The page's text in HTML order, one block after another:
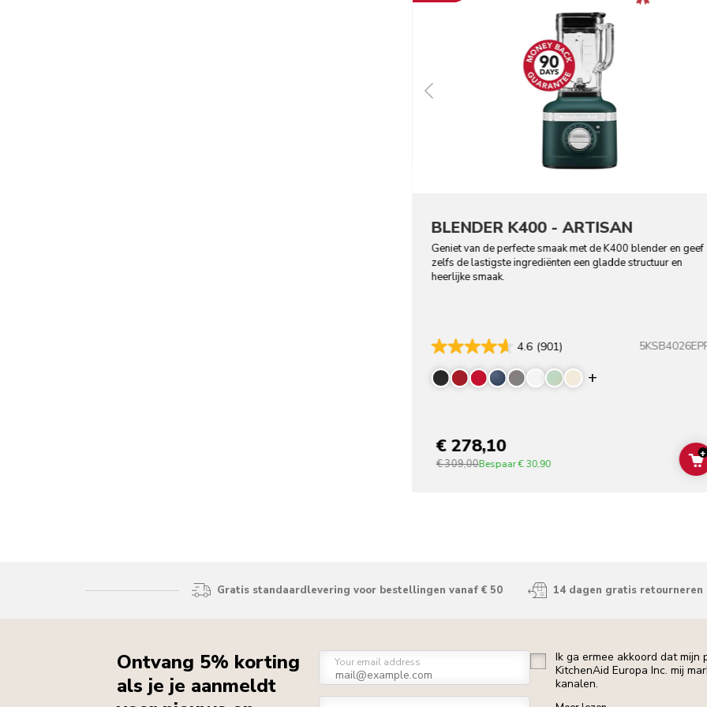
BLENDER K400 - ARTISAN
Geniet van de perfecte smaak met de K400 blender en geef
zelfs de lastigste ingrediënten een gladde structuur en
heerlijke smaak.
4.6 (901)
Display more
€ 278,10
€ 309,00Bespaar€ 30,90
+
Gratis standaardlevering voor bestellingen vanaf € 50 14 dagen gratis retourneren
Ontvang 5% korting
als je je aanmeldt
Your email address
Ik ga ermee akkoord dat
KitchenAid Europa Inc. mij
kanalen.